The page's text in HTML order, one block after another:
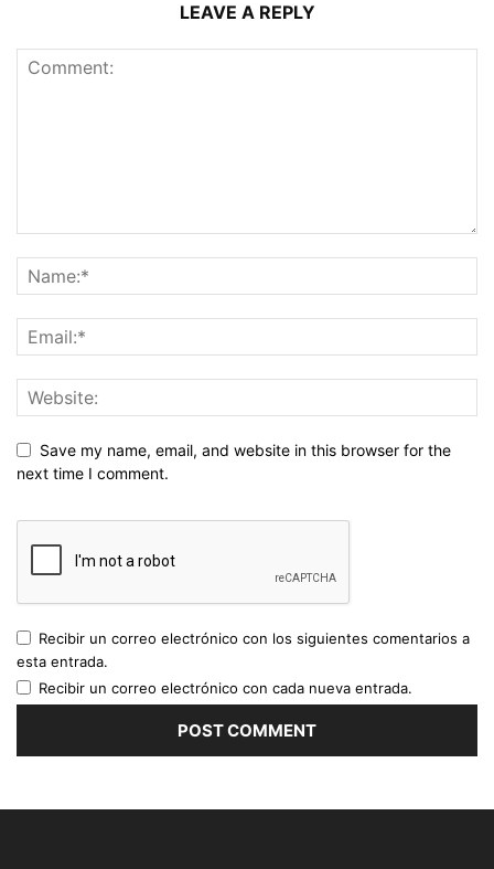
LEAVE A REPLY
Save my name, email, and website in this browser for the
next time I comment.
Recibir un correo electrónico con los siguientes comentarios a
esta entrada.
Recibir un correo electrónico con cada nueva entrada.